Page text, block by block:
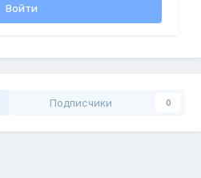
Войти
Подписчики 0